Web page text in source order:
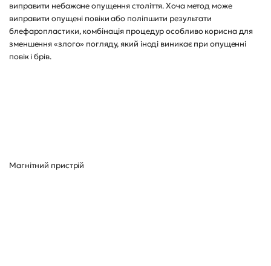
виправити небажане опущення століття. Хоча метод може
виправити опущені повіки або поліпшити результати
блефаропластики, комбінація процедур особливо корисна для
зменшення «злого» погляду, який іноді виникає при опущенні
повік і брів.
Магнітний пристрій